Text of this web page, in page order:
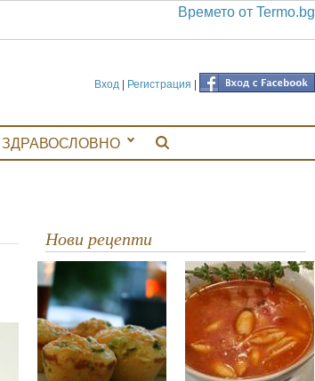
Времето от Termo.bg
Вход | Регистрация |
ЗДРАВОСЛОВНО
Нови рецепти